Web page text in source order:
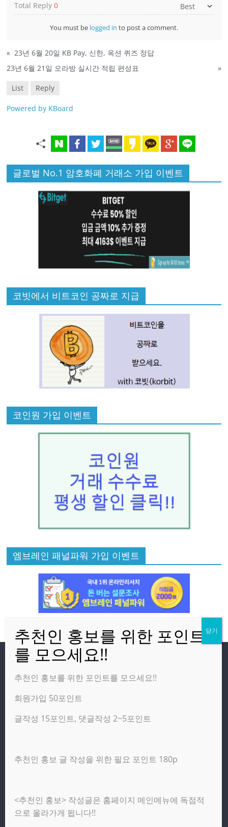
Total Reply0
You must be logged in to post a comment.
« 23년 6월 20일 KB Pay, 신한, 옥션 퀴즈 정답
23년 6월 21일 오라방 실시간 적립 편성표
»
List Reply
Powered by KBoard
글로벌 No.1 암호화폐 거래소 가입 이벤트
코빗에서 비트코인 공짜로 지급
코인원 가입 이벤트
엠브레인 패널파워 가입 이벤트
방문자
온라인 방문자:10
오늘의 조회수:4,332
광고 제휴 홍보 일반 문의 : apptechgo@naver.com
Copyright © 2026
추천인 홍보를 위한 포인트를 모으세요!!
회원가입 50포인트
글작성 15포인트, 댓글작성 2~5포인트
추천인 홍보 글 작성을 위한 필요 포인트 180p
<추천인 홍보> 작성글은 홈페이지 메인메뉴에 독점적
으로 올라가게 됩니다!!